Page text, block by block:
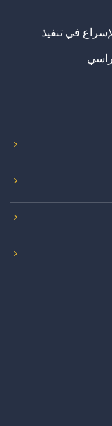
في تنفيذ